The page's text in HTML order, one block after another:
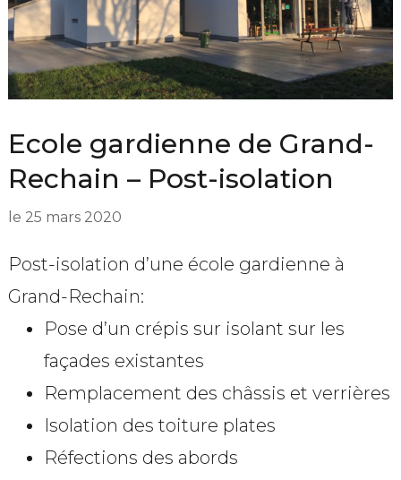
Ecole gardienne de Grand-
Rechain – Post-isolation
le 25 mars 2020
Post-isolation d’une école gardienne à
Grand-Rechain:
Pose d’un crépis sur isolant sur les
façades existantes
Remplacement des châssis et verrières
Isolation des toiture plates
Réfections des abords